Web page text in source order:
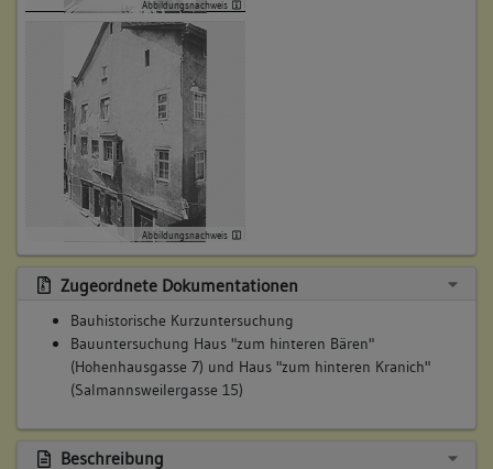
Abbildungsnachweis
Abbildungsnachweis
Zugeordnete Dokumentationen
Bauhistorische Kurzuntersuchung
Bauuntersuchung Haus "zum hinteren Bären"
(Hohenhausgasse 7) und Haus "zum hinteren Kranich"
(Salmannsweilergasse 15)
Beschreibung